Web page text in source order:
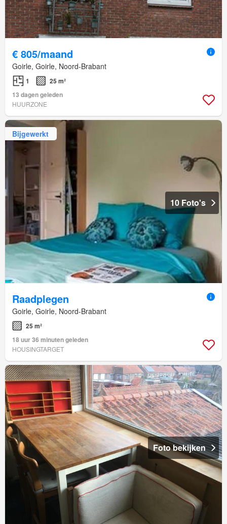
€ 805/maand
Goirle, Goirle, Noord-Brabant
1
25 m²
13 dagen geleden
HUURZONE
Bijgewerkt
10 Foto's
Raadplegen
Goirle, Goirle, Noord-Brabant
25 m²
18 uur 36 minuten geleden
HOUSINGTARGET
Foto bekijken